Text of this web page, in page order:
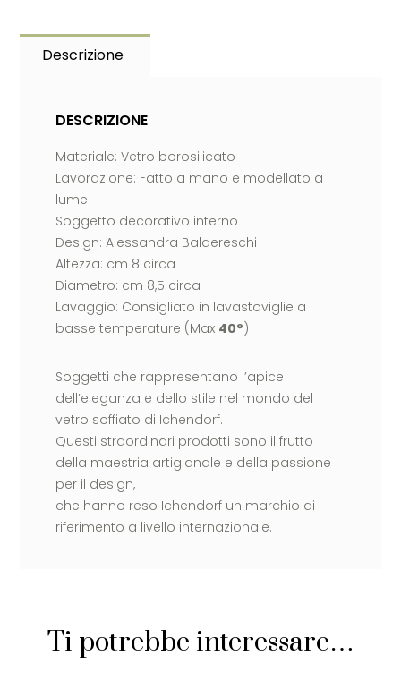
Descrizione
DESCRIZIONE
Materiale: Vetro borosilicato
Lavorazione: Fatto a mano e modellato a
lume
Soggetto decorativo interno
Design: Alessandra Baldereschi
Altezza: cm 8 circa
Diametro: cm 8,5 circa
Lavaggio: Consigliato in lavastoviglie a
basse temperature (Max 40°)
Soggetti che rappresentano l’apice
dell’eleganza e dello stile nel mondo del
vetro soffiato di Ichendorf.
Questi straordinari prodotti sono il frutto
della maestria artigianale e della passione
per il design,
che hanno reso Ichendorf un marchio di
riferimento a livello internazionale.
Ti potrebbe interessare…